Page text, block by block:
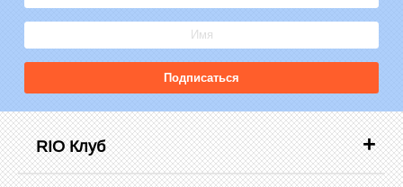
Подписаться
RIO Клуб